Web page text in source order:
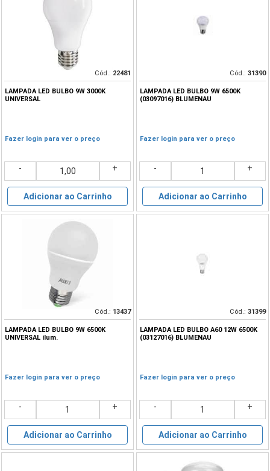
Cód.: 22481
LAMPADA LED BULBO 9W 3000K
UNIVERSAL
Fazer login para ver o preço
- +
Adicionar ao Carrinho
Cód.: 31390
LAMPADA LED BULBO 9W 6500K
(03097016) BLUMENAU
Fazer login para ver o preço
- +
Adicionar ao Carrinho
Cód.: 13437
LAMPADA LED BULBO 9W 6500K
UNIVERSAL ilum.
Fazer login para ver o preço
- +
Adicionar ao Carrinho
Cód.: 31399
LAMPADA LED BULBO A60 12W 6500K
(03127016) BLUMENAU
Fazer login para ver o preço
- +
Adicionar ao Carrinho